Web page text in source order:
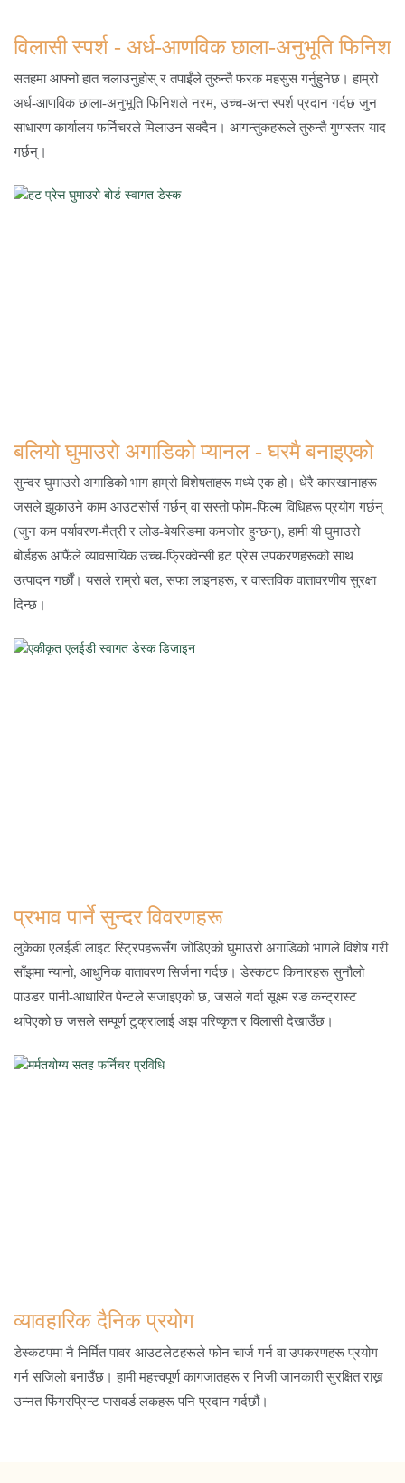
विलासी स्पर्श - अर्ध-आणविक छाला-अनुभूति फिनिश
सतहमा आफ्नो हात चलाउनुहोस् र तपाईंले तुरुन्तै फरक महसुस गर्नुहुनेछ। हाम्रो
अर्ध-आणविक छाला-अनुभूति फिनिशले नरम, उच्च-अन्त स्पर्श प्रदान गर्दछ जुन
साधारण कार्यालय फर्निचरले मिलाउन सक्दैन। आगन्तुकहरूले तुरुन्तै गुणस्तर याद
गर्छन्।
बलियो घुमाउरो अगाडिको प्यानल - घरमै बनाइएको
सुन्दर घुमाउरो अगाडिको भाग हाम्रो विशेषताहरू मध्ये एक हो। धेरै कारखानाहरू
जसले झुकाउने काम आउटसोर्स गर्छन् वा सस्तो फोम-फिल्म विधिहरू प्रयोग गर्छन्
(जुन कम पर्यावरण-मैत्री र लोड-बेयरिङमा कमजोर हुन्छन्), हामी यी घुमाउरो
बोर्डहरू आफैंले व्यावसायिक उच्च-फ्रिक्वेन्सी हट प्रेस उपकरणहरूको साथ
उत्पादन गर्छौं। यसले राम्रो बल, सफा लाइनहरू, र वास्तविक वातावरणीय सुरक्षा
दिन्छ।
प्रभाव पार्ने सुन्दर विवरणहरू
लुकेका एलईडी लाइट स्ट्रिपहरूसँग जोडिएको घुमाउरो अगाडिको भागले विशेष गरी
साँझमा न्यानो, आधुनिक वातावरण सिर्जना गर्दछ। डेस्कटप किनारहरू सुनौलो
पाउडर पानी-आधारित पेन्टले सजाइएको छ, जसले गर्दा सूक्ष्म रङ कन्ट्रास्ट
थपिएको छ जसले सम्पूर्ण टुक्रालाई अझ परिष्कृत र विलासी देखाउँछ।
व्यावहारिक दैनिक प्रयोग
डेस्कटपमा नै निर्मित पावर आउटलेटहरूले फोन चार्ज गर्न वा उपकरणहरू प्रयोग
गर्न सजिलो बनाउँछ। हामी महत्त्वपूर्ण कागजातहरू र निजी जानकारी सुरक्षित राख्न
उन्नत फिंगरप्रिन्ट पासवर्ड लकहरू पनि प्रदान गर्दछौं।